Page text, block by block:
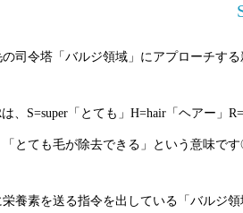
の司令塔「バルジ領域」にアプローチす
は、S=super「とても」H=hair「ヘアー」
「とても毛が除去できる」という意味で
栄養素を送る指令を出している「バルジ